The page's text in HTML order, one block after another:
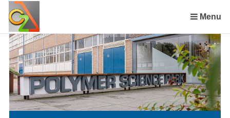
links
over
Spring
naar
de
inhoud
Spring
naar
Menu